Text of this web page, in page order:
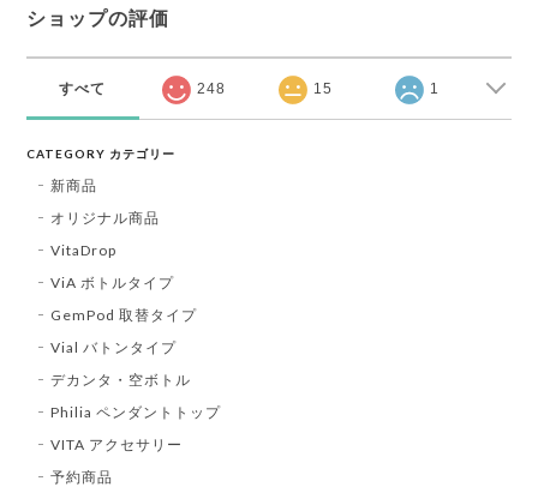
ショップの評価
すべて 248 15 1
CATEGORY カテゴリー
新商品
オリジナル商品
VitaDrop
ViA ボトルタイプ
GemPod 取替タイプ
Vial バトンタイプ
デカンタ・空ボトル
Philia ペンダントトップ
VITA アクセサリー
予約商品